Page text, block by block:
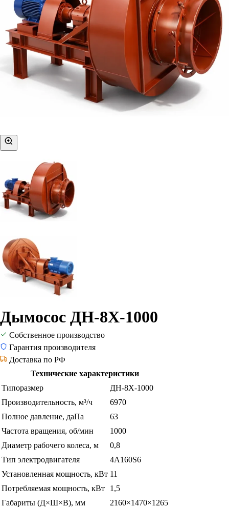
Дымосос ДН-8Х-1000
Собственное производство
Гарантия производителя
Доставка по РФ
Технические характеристики
Типоразмер
ДН-8Х-1000
Производительность, м³/ч
6970
Полное давление, даПа
63
Частота вращения, об/мин
1000
Диаметр рабочего колеса, м
0,8
Тип электродвигателя
4А160S6
Установленная мощность, кВт 11
Потребляемая мощность, кВт
1,5
Габариты (Д×Ш×В), мм
2160×1470×1265